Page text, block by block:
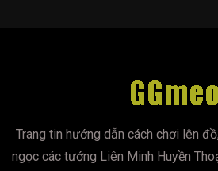
Trang tin hướng dẫn cách chơi lên
ngọc các tướng Liên Minh Huyền